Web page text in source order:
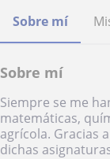
Sobre mí
Sobre mí
Siempre se me
matemáticas,
agrícola. Gracias
dichas